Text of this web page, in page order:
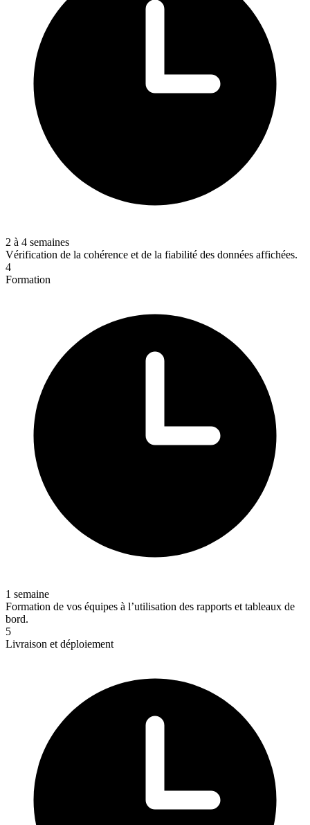
2 à 4 semaines
Vérification de la cohérence et de la fiabilité des données affichées.
4
Formation
1 semaine
Formation de vos équipes à l’utilisation des rapports et tableaux de
bord.
5
Livraison et déploiement